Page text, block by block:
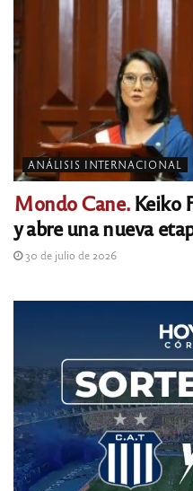
ANÁLISIS INTERNACIONAL
Mondo Cane.Keiko
y abre una nueva
30 de julio de 2026